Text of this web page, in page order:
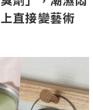
直接變藝術